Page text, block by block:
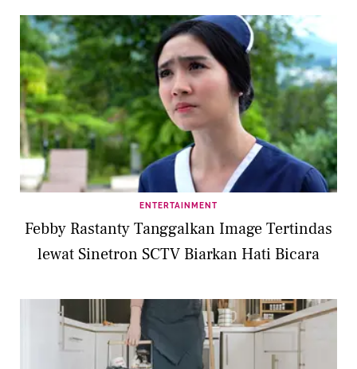
ENTERTAINMENT
Febby Rastanty Tanggalkan Image Tertindas
lewat Sinetron SCTV Biarkan Hati Bicara